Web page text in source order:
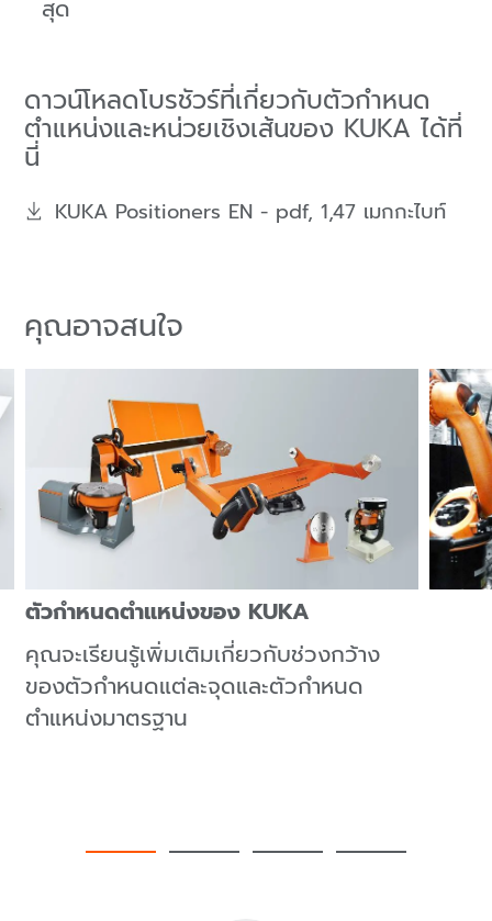
สุด
ดาวน์โหลดโบรชัวร์ที่เกี่ยวกับตัวกำหนด
ตำแหน่งและหน่วยเชิงเส้นของ KUKA ได้ที่
นี่
KUKA Positioners EN - pdf, 1,47 เมกกะไบท์
คุณอาจสนใจ
ตัวกำหนดตำแหน่งของ KUKA
คุณจะเรียนรู้เพิ่มเติมเกี่ยวกับช่วงกว้าง
ของตัวกำหนดแต่ละจุดและตัวกำหนด
ตำแหน่งมาตรฐาน